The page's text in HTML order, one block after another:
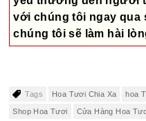
với chúng tôi ngay qua
chúng tôi sẽ làm hài
Tags Hoa Tươi Chia Xa hoa
Shop Hoa Tươi Cửa Hàng Hoa